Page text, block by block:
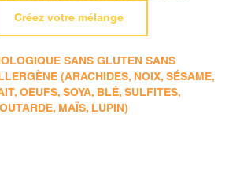
Créez votre mélange
SANS GLUTEN SANS
(ARACHIDES, NOIX, SÉSAME,
OEUFS, SOYA, BLÉ, SULFITES,
MAÏS, LUPIN)